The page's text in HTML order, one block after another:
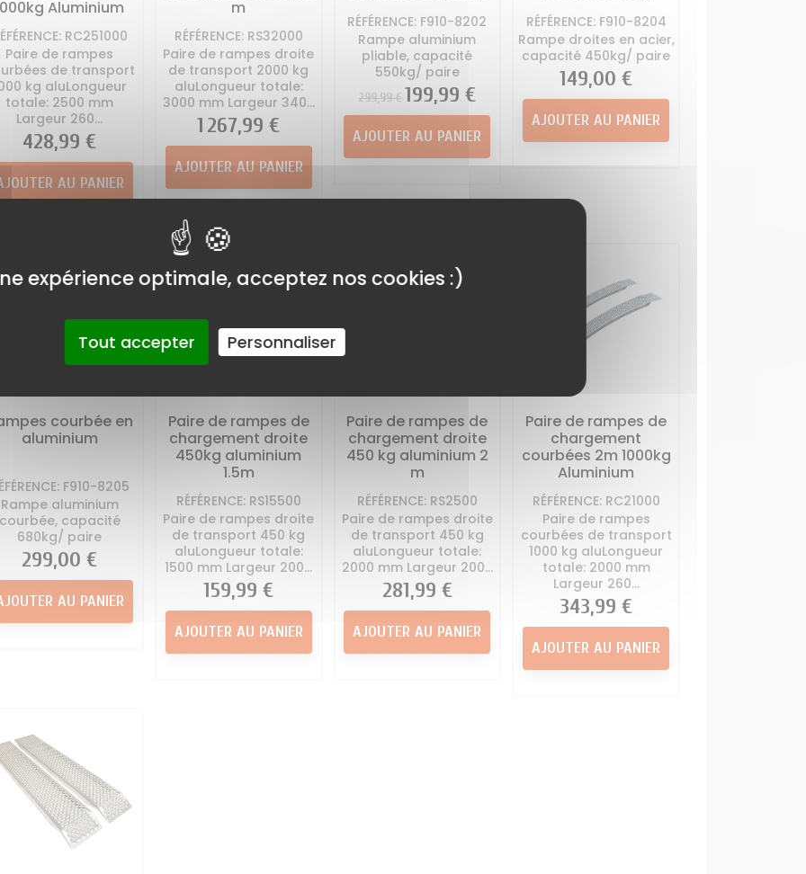
Aluminium
RC251000
Paire de rampes
de transport
kg aluLongueur
totale: 2500 mm
Largeur 260...
Prix
428,99 €
AU PANIER
m
RÉFÉRENCE: RS32000
Paire de rampes droite
de transport 2000 kg
aluLongueur totale:
3000 mm Largeur 340...
Prix
1 267,99 €
AJOUTER AU PANIER
RÉFÉRENCE: F910-8202
Rampe aluminium
pliable, capacité
550kg/ paire
Prix
299,99 €Prix
199,99 €
AJOUTER AU PANIER
RÉFÉRENCE: F910-8204
Rampe droites en acier,
capacité 450kg/ paire
Prix
149,00 €
AJOUTER AU PANIER
courbée en
aluminium
F910-8205
Rampe aluminium
capacité
680kg/ paire
Prix
299,00 €
AU PANIER
Paire de rampes de
chargement droite
450kg aluminium
1.5m
RÉFÉRENCE: RS15500
Paire de rampes droite
de transport 450 kg
aluLongueur totale:
1500 mm Largeur 200...
Prix
159,99 €
AJOUTER AU PANIER
Paire de rampes de
chargement droite
450 kg aluminium 2
m
RÉFÉRENCE: RS2500
Paire de rampes droite
de transport 450 kg
aluLongueur totale:
2000 mm Largeur 200...
Prix
281,99 €
AJOUTER AU PANIER
Paire de rampes de
chargement
courbées 2m 1000kg
Aluminium
RÉFÉRENCE: RC21000
Paire de rampes
courbées de transport
1000 kg aluLongueur
totale: 2000 mm
Largeur 260...
Prix
343,99 €
AJOUTER AU PANIER
expérience optimale, acceptez nos cookies :)
Tout accepter Personnaliser